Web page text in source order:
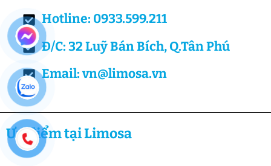
Hotline: 0933.599.211
Đ/C: 32 Luỹ Bán Bích, Q.Tân Phú
Email: vn@limosa.vn
Ưu điểm tại Limosa